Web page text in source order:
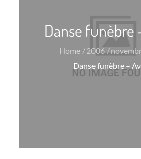
Danse funèbre
Home 2006
Danse funèbre –